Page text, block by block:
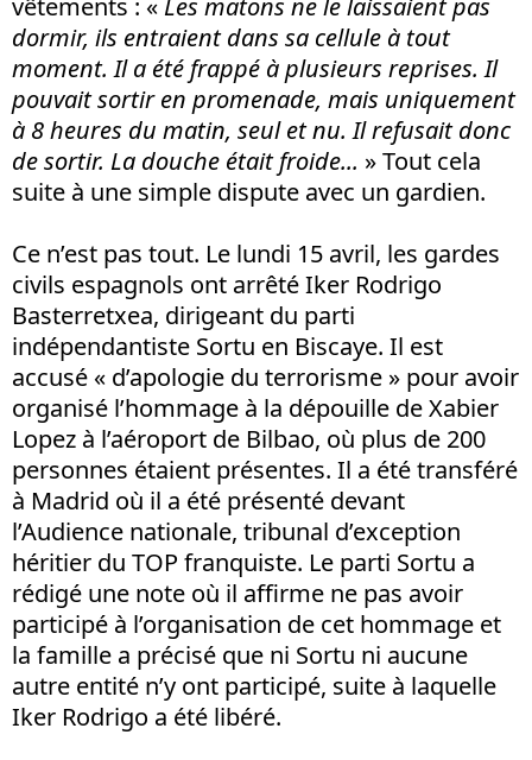
dormir, ils entraient dans sa cellule à tout
moment. Il a été frappé à plusieurs reprises. Il
pouvait sortir en promenade, mais uniquement
à 8 heures du matin, seul et nu. Il refusait donc
de sortir. La douche était froide... » Tout cela
suite à une simple dispute avec un gardien.
Ce n’est pas tout. Le lundi 15 avril, les gardes
civils espagnols ont arrêté Iker Rodrigo
Basterretxea, dirigeant du parti
indépendantiste Sortu en Biscaye. Il est
accusé « d’apologie du terrorisme » pour avoir
organisé l’hommage à la dépouille de Xabier
Lopez à l’aéroport de Bilbao, où plus de 200
personnes étaient présentes. Il a été transféré
à Madrid où il a été présenté devant
l’Audience nationale, tribunal d’exception
héritier du TOP franquiste. Le parti Sortu a
rédigé une note où il affirme ne pas avoir
participé à l’organisation de cet hommage et
la famille a précisé que ni Sortu ni aucune
autre entité n’y ont participé, suite à laquelle
Iker Rodrigo a été libéré.